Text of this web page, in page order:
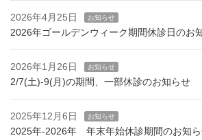
2026年4月25日 お知らせ
2026年ゴールデンウィーク期間休診日のお
2026年1月26日 お知らせ
2/7(土)-9(月)の期間、一部休診のお知らせ
2025年12月6日 お知らせ
2025年-2026年 年末年始休診期間のお知